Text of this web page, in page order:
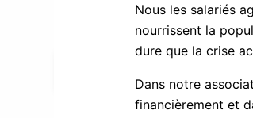
Activités à venir
Nos activités passées
Nous les salariés
nourrissent la
dure que la crise
Dans notre
financièrement et